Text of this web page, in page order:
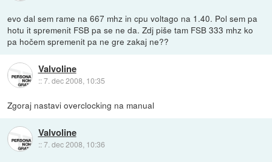
evo dal sem rame na 667 mhz in cpu voltago na 1.40. Pol sem pa
hotu it spremenit FSB pa se ne da. Zdj piše tam FSB 333 mhz ko
pa hočem spremenit pa ne gre zakaj ne??
Valvoline
::7. dec 2008, 10:35
Zgoraj nastavi overclocking na manual
Valvoline
::7. dec 2008, 10:36